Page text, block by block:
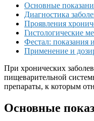
Основные
Диагностика
Проявления
Гистологические
Фестал: показания
Применение и
При хронических
пищеварительной
препараты, к которым
Основные